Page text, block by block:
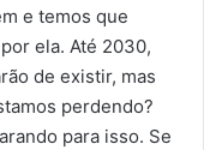
e temos que
ela. Até 2030,
de existir, mas
perdendo?
para isso. Se